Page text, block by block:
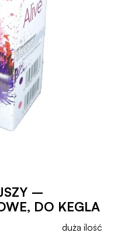
–
DO KEGLA
duża ilość